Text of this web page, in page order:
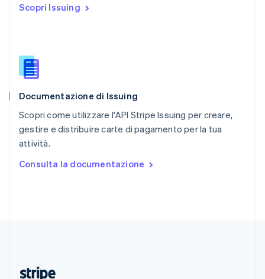
Scopri Issuing
Documentazione di Issuing
Scopri come utilizzare l'API Stripe Issuing per creare,
gestire e distribuire carte di pagamento per la tua
attività.
Consulta la documentazione
Repubblica Ceca
Singapore
English
English
Slovenia
Spagna
Español
English Español简体中文